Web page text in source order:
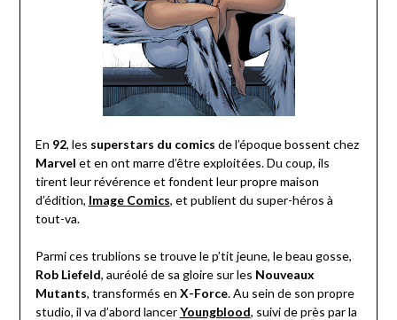
En 92, les superstars du comics de l’époque bossent chez
Marvel et en ont marre d’être exploitées. Du coup, ils
tirent leur révérence et fondent leur propre maison
d’édition, Image Comics, et publient du super-héros à
tout-va.
Parmi ces trublions se trouve le p’tit jeune, le beau gosse,
Rob Liefeld, auréolé de sa gloire sur les Nouveaux
Mutants, transformés en X-Force. Au sein de son propre
studio, il va d’abord lancerYoungblood, suivi de près par la